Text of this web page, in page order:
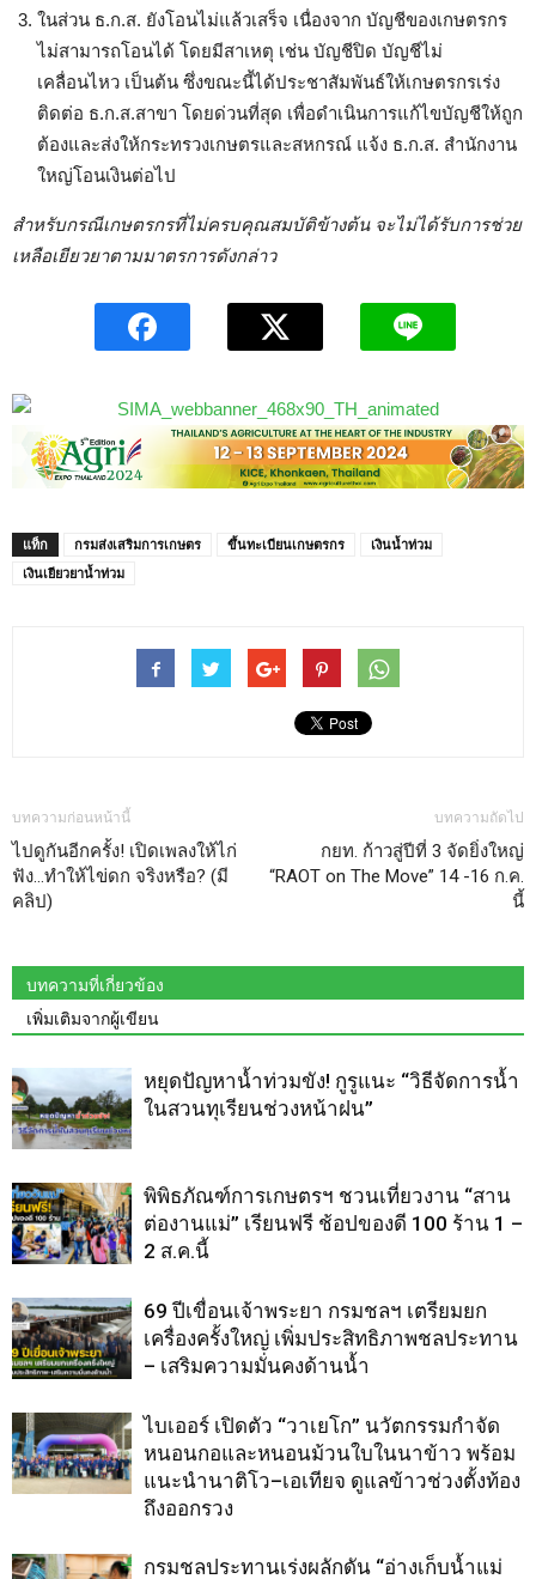
ในส่วน ธ.ก.ส. ยังโอนไม่แล้วเสร็จ เนื่องจาก บัญชีของเกษตรกร
ไม่สามารถโอนได้ โดยมีสาเหตุ เช่น บัญชีปิด บัญชีไม่
เคลื่อนไหว เป็นต้น ซึ่งขณะนี้ได้ประชาสัมพันธ์ให้เกษตรกรเร่ง
ติดต่อ ธ.ก.ส.สาขา โดยด่วนที่สุด เพื่อดำเนินการแก้ไขบัญชีให้ถูก
ต้องและส่งให้กระทรวงเกษตรและสหกรณ์ แจ้ง ธ.ก.ส. สำนักงาน
ใหญ่โอนเงินต่อไป
สำหรับกรณีเกษตรกรที่ไม่ครบคุณสมบัติข้างต้น จะไม่ได้รับการช่วย
เหลือเยียวยาตามมาตรการดังกล่าว
แท็ก กรมส่งเสริมการเกษตร ขึ้นทะเบียนเกษตรกร
เงินน้ำท่วม
เงินเยียวยาน้ำท่วม
บทความก่อนหน้านี้
ไปดูกันอีกครั้ง! เปิดเพลงให้ไก่
ฟัง…ทำให้ไข่ดก จริงหรือ? (มี
คลิป)
บทความถัดไป
กยท. ก้าวสู่ปีที่ 3 จัดยิ่งใหญ่
“RAOT on The Move” 14 -16 ก.ค.
นี้
บทความที่เกี่ยวข้อง
เพิ่มเติมจากผู้เขียน
หยุดปัญหาน้ำท่วมขัง! กูรูแนะ “วิธีจัดการน้ำ
ในสวนทุเรียนช่วงหน้าฝน”
พิพิธภัณฑ์การเกษตรฯ ชวนเที่ยวงาน “สาน
ต่องานแม่” เรียนฟรี ช้อปของดี 100 ร้าน 1 –
2 ส.ค.นี้
69 ปีเขื่อนเจ้าพระยา กรมชลฯ เตรียมยก
เครื่องครั้งใหญ่ เพิ่มประสิทธิภาพชลประทาน
– เสริมความมั่นคงด้านน้ำ
ไบเออร์ เปิดตัว “วาเยโก” นวัตกรรมกำจัด
หนอนกอและหนอนม้วนใบในนาข้าว พร้อม
แนะนำนาติโว–เอเทียจ ดูแลข้าวช่วงตั้งท้อง
ถึงออกรวง
กรมชลประทานเร่งผลักดัน “อ่างเก็บน้ำแม่